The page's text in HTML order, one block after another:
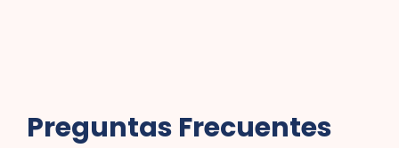
Preguntas Frecuentes